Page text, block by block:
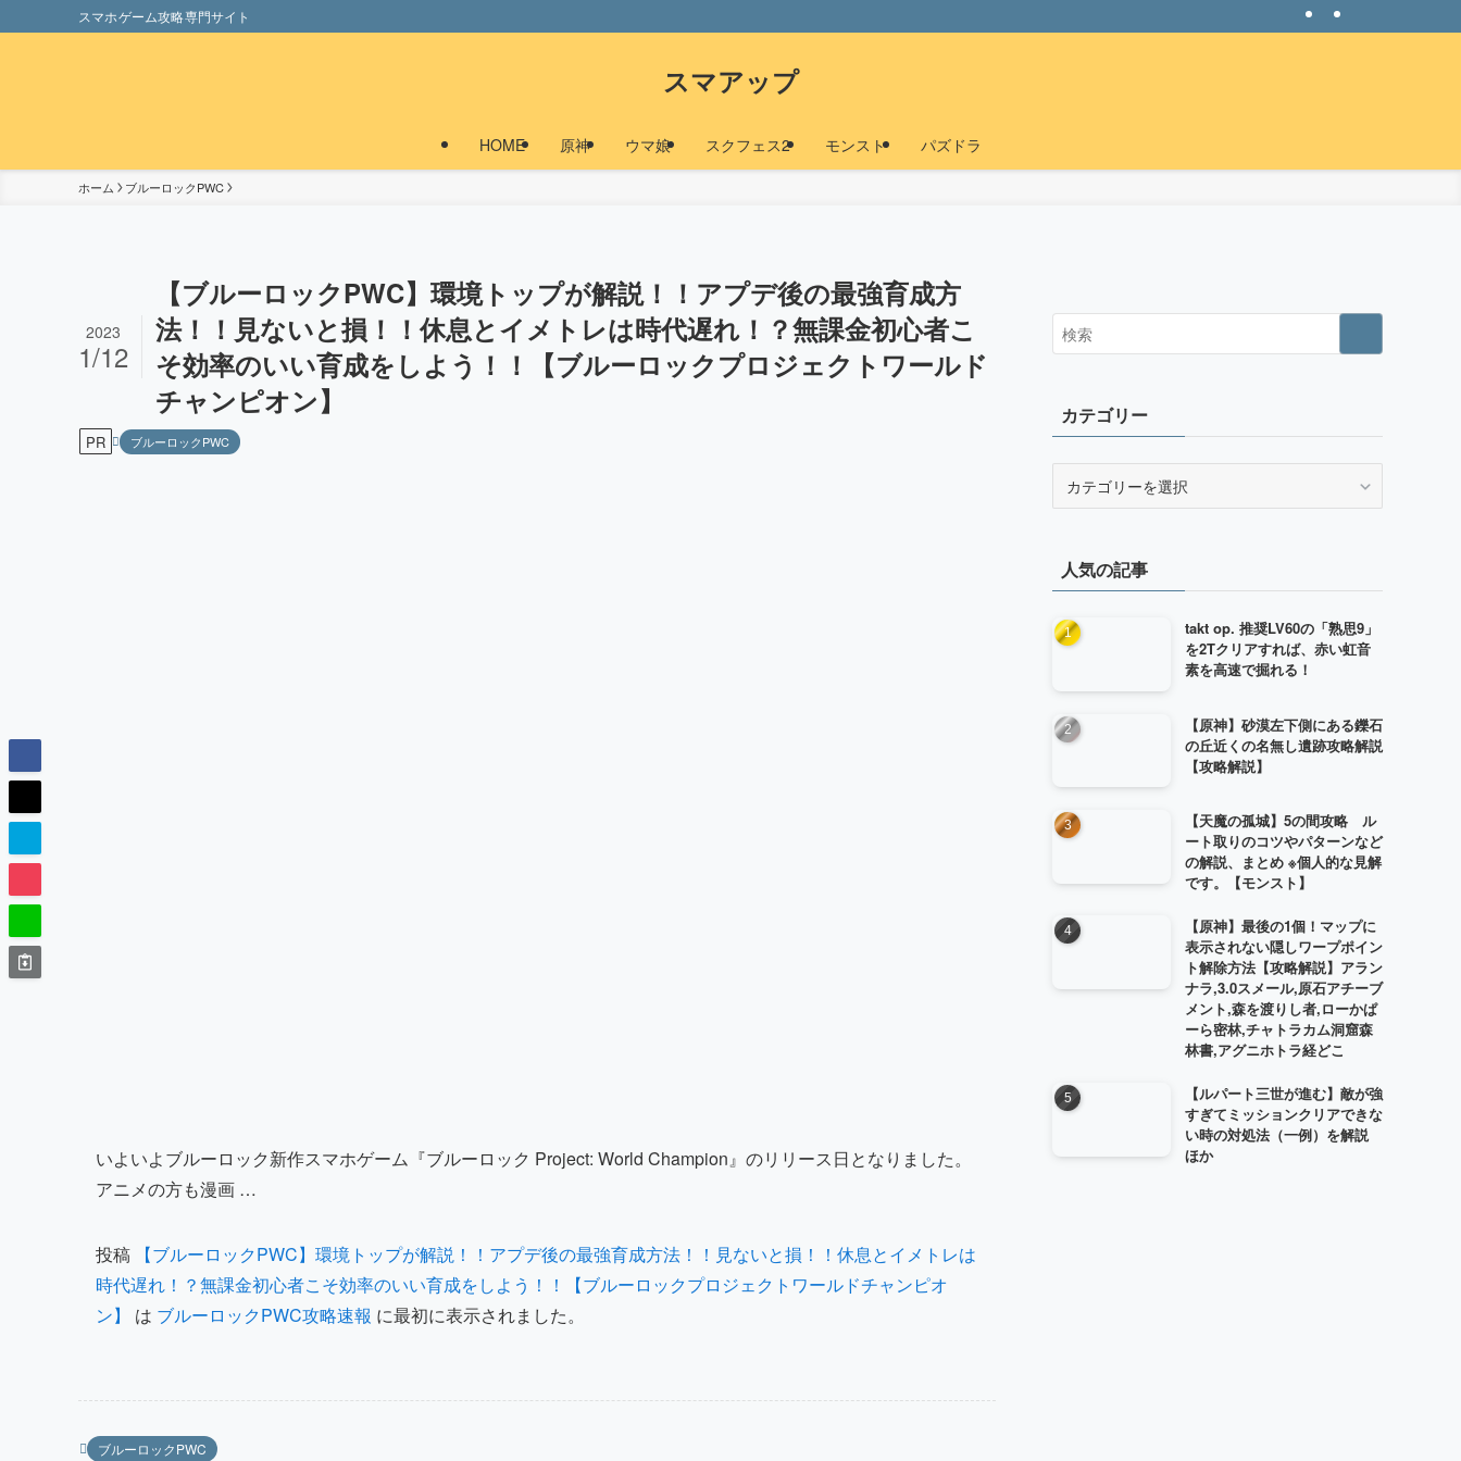
スマホゲーム攻略専門サイト
スマアップ
HOME 原神 ウマ娘 スクフェス2 モンスト パズドラ
ホーム ブルーロックPWC
【ブルーロックPWC】環境トップが解説！！アプデ後の最強育成方
法！！見ないと損！！休息とイメトレは時代遅れ！？無課金初心者こ
そ効率のいい育成をしよう！！【ブルーロックプロジェクトワールド
チャンピオン】
2023
1/12
PR ブルーロックPWC
いよいよブルーロック新作スマホゲーム『ブルーロック Project: World Champion』のリリース日となりました。
アニメの方も漫画 …
投稿
【ブルーロックPWC】環境トップが解説！！アプデ後の最強育成方法！！見ないと損！！休息とイメトレは
時代遅れ！？無課金初心者こそ効率のいい育成をしよう！！【ブルーロックプロジェクトワールドチャンピオ
ン】
は ブルーロックPWC攻略速報 に最初に表示されました。
ブルーロックPWC
カテゴリー
ー人気の記事
takt op. 推奨LV60の「熟思9」
を2Tクリアすれば、赤い虹音
素を高速で掘れる！
【原神】砂漠左下側にある鑠石
の丘近くの名無し遺跡攻略解説
【攻略解説】
【天魔の孤城】5の間攻略 ル
ート取りのコツやパターンなど
の解説、まとめ ※個人的な見解
です。【モンスト】
【原神】最後の1個！マップに
表示されない隠しワープポイン
ト解除方法【攻略解説】アラン
ナラ,3.0スメール,原石アチーブ
メント,森を渡りし者,ローかぱ
ーら密林,チャトラカム洞窟森
林書,アグニホトラ経どこ
【ルパート三世が進む】敵が強
すぎてミッションクリアできな
い時の対処法（一例）を解説
ほか